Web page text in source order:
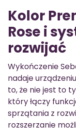
Kolor
Rose i
rozwijać
Wykończenie
nadaje
to, że nie jest to
który łączy
sprzątania z
rozszerzanie